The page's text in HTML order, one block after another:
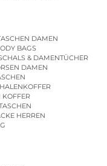
DAMEN
BAGS
& DAMENTÜCHER
DAMEN
KOFFER
HERREN